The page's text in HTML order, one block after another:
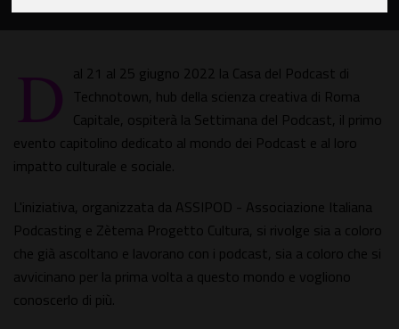
D al 21 al 25 giugno 2022 la Casa del Podcast di
Technotown, hub della scienza creativa di Roma
Capitale, ospiterà la Settimana del Podcast, il primo
evento capitolino dedicato al mondo dei Podcast e al loro
impatto culturale e sociale.
L'iniziativa, organizzata da ASSIPOD - Associazione Italiana
Podcasting e Zètema Progetto Cultura, si rivolge sia a coloro
che già ascoltano e lavorano con i podcast, sia a coloro che si
avvicinano per la prima volta a questo mondo e vogliono
conoscerlo di più.